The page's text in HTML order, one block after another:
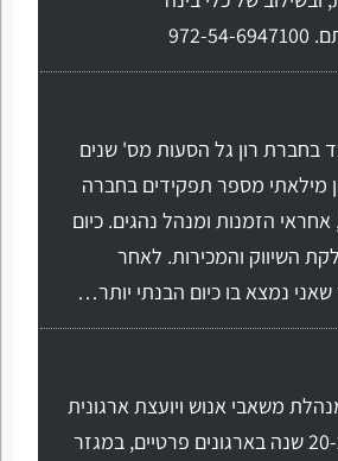
בחברת רון גל הסעות מס' שנים
מילאתי מספר תפקידים בחברה
אחראי הזמנות ומנהל נהגים. כיום
השיווק והמכירות. לאחר
נמצא בו כיום הבנתי יותר…
משאבי אנוש ויועצת ארגונית
כ-20 שנה בארגונים פרטיים, במגזר